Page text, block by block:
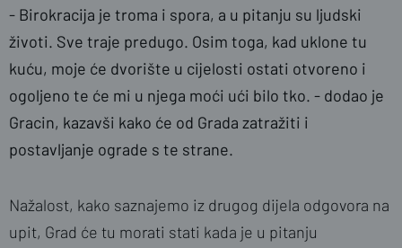
- Birokracija je troma i spora, a u pitanju su ljudski
životi. Sve traje predugo. Osim toga, kad uklone tu
kuću, moje će dvorište u cijelosti ostati otvoreno i
ogoljeno te će mi u njega moći ući bilo tko. - dodao je
Gracin, kazavši kako će od Grada zatražiti i
postavljanje ograde s te strane.
Nažalost, kako saznajemo iz drugog dijela odgovora na
upit, Grad će tu morati stati kada je u pitanju